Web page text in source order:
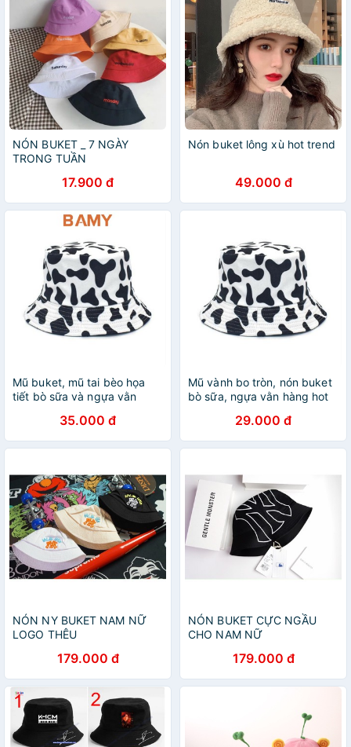
NÓN BUKET _ 7 NGÀY
TRONG TUẦN
17.900 đ
Nón buket lông xù hot trend
49.000 đ
Mũ buket, mũ tai bèo họa
tiết bò sữa và ngựa vằn
Quốc đáng yêu
35.000 đ
Mũ vành bo tròn, nón buket
bò sữa, ngựa vằn hàng hot
29.000 đ
NÓN NY BUKET NAM NỮ
LOGO THÊU
179.000 đ
NÓN BUKET CỰC NGẦU
CHO NAM NỮ
179.000 đ